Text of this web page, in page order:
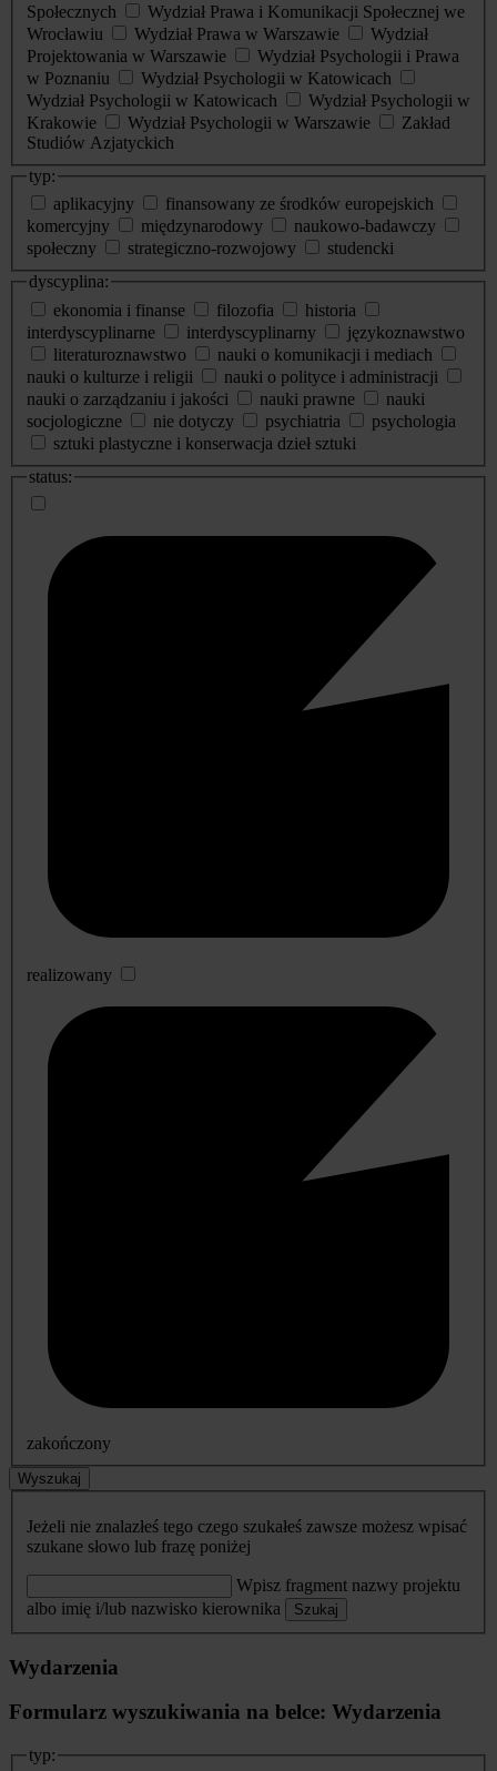
Społecznych
Wydział Prawa i Komunikacji Społecznej we
Wrocławiu
Wydział Prawa w Warszawie
Wydział
Projektowania w Warszawie
Wydział Psychologii i Prawa
w Poznaniu
Wydział Psychologii w Katowicach
Wydział Psychologii w Katowicach
Wydział Psychologii w
Krakowie
Wydział Psychologii w Warszawie
Zakład
Studiów Azjatyckich
typ:
aplikacyjny
finansowany ze środków europejskich
komercyjny
międzynarodowy
naukowo-badawczy
społeczny
strategiczno-rozwojowy
studencki
dyscyplina:
ekonomia i finanse
filozofia
historia
interdyscyplinarne
interdyscyplinarny
językoznawstwo
literaturoznawstwo
nauki o komunikacji i mediach
nauki o kulturze i religii
nauki o polityce i administracji
nauki o zarządzaniu i jakości
nauki prawne
nauki
socjologiczne
nie dotyczy psychiatria
psychologia
sztuki plastyczne i konserwacja dzieł sztuki
status:
realizowany
zakończony
Wyszukaj
Jeżeli nie znalazłeś tego czego szukałeś zawsze możesz wpisać
szukane słowo lub frazę poniżej
Wpisz fragment nazwy projektu
albo imię i/lub nazwisko kierownika
Szukaj
Wydarzenia
Formularz wyszukiwania na belce: Wydarzenia
typ: